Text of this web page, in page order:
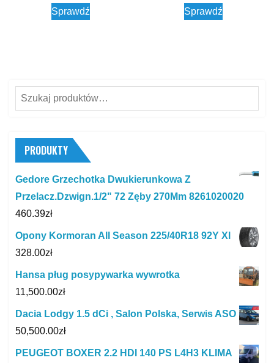
Sprawdź Sprawdź
Szukaj:
PRODUKTY
Gedore Grzechotka Dwukierunkowa Z
Przelacz.Dzwign.1/2" 72 Zęby 270Mm 8261020020
460.39zł
Opony Kormoran All Season 225/40R18 92Y Xl
328.00zł
Hansa pług posypywarka wywrotka
11,500.00zł
Dacia Lodgy 1.5 dCi , Salon Polska, Serwis ASO
50,500.00zł
PEUGEOT BOXER 2.2 HDI 140 PS L4H3 KLIMA